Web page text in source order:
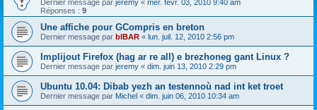
Dernier message par jeremy « mer. févr. 03, 2010 9:40 am
Réponses : 9
Une affiche pour GCompris en breton
Dernier message par bIBAR « lun. juil. 12, 2010 2:56 pm
Implijout Firefox (hag ar re all) e brezhoneg gant Linux ?
Dernier message par jeremy « dim. juin 13, 2010 2:29 pm
Ubuntu 10.04: Dibab yezh an testennoù nad int ket troet
Dernier message par Michel « dim. juin 06, 2010 10:34 am